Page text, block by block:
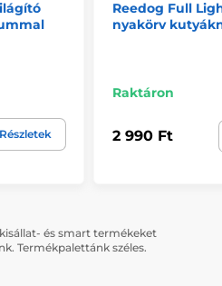
Kutyanyakörvek
Részletek
Reedog Full
nyakörv
Raktáron
2 990 Ft
és smart termékeket
Termékpalettánk széles.